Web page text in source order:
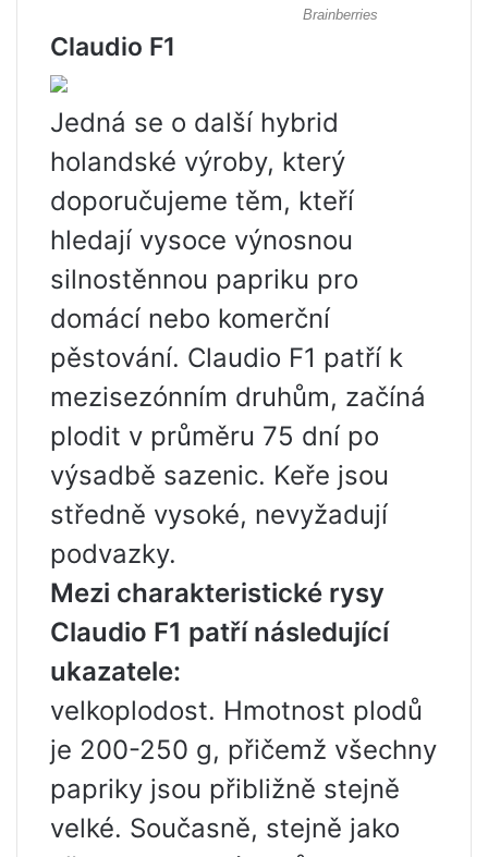
Claudio F1
Jedná se o další hybrid
holandské výroby, který
doporučujeme těm, kteří
hledají vysoce výnosnou
silnostěnnou papriku pro
domácí nebo komerční
pěstování. Claudio F1 patří k
mezisezónním druhům, začíná
plodit v průměru 75 dní po
výsadbě sazenic. Keře jsou
středně vysoké, nevyžadují
podvazky.
Mezi charakteristické rysy
Claudio F1 patří následující
ukazatele:
velkoplodost. Hmotnost plodů
je 200-250 g, přičemž všechny
papriky jsou přibližně stejně
velké. Současně, stejně jako